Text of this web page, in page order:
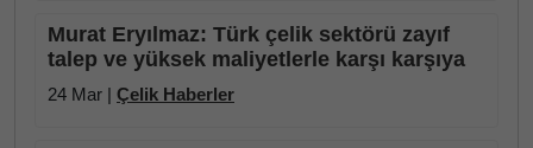
Murat Eryılmaz: Türk çelik sektörü zayıf
talep ve yüksek maliyetlerle karşı karşıya
24 Mar | Çelik Haberler